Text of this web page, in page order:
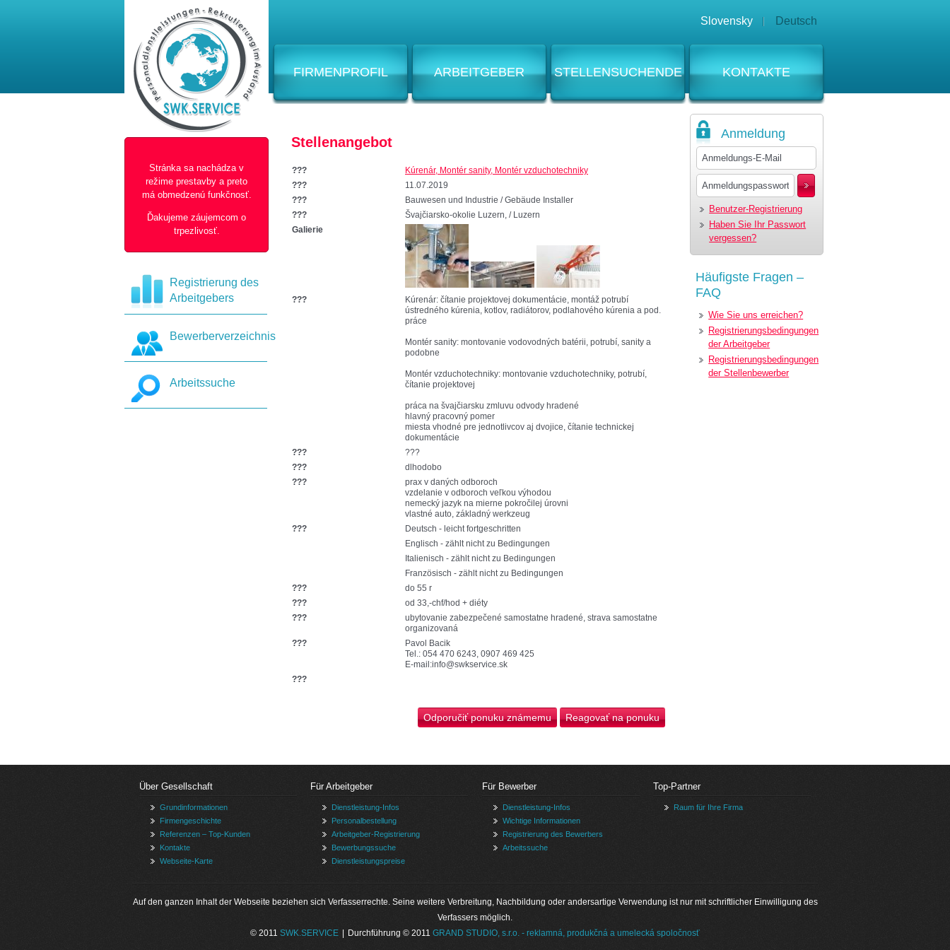
Stellenangebot
???
Kúrenár, Montér sanity, Montér vzduchotechniky
???
11.07.2019
???
Bauwesen und Industrie / Gebäude Installer
???
Švajčiarsko-okolie Luzern, / Luzern
Galierie
???
Kúrenár: čítanie projektovej dokumentácie, montáž potrubí
ústredného kúrenia, kotlov, radiátorov, podlahového kúrenia a pod.
práce
Montér sanity: montovanie vodovodných batérii, potrubí, sanity a
podobne
Montér vzduchotechniky: montovanie vzduchotechniky, potrubí,
čítanie projektovej
práca na švajčiarsku zmluvu odvody hradené
hlavný pracovný pomer
miesta vhodné pre jednotlivcov aj dvojice, čítanie technickej
dokumentácie
???
???
???
dlhodobo
???
prax v daných odboroch
vzdelanie v odboroch veľkou výhodou
nemecký jazyk na mierne pokročilej úrovni
vlastné auto, základný werkzeug
???
Deutsch - leicht fortgeschritten
Englisch - zählt nicht zu Bedingungen
Italienisch - zählt nicht zu Bedingungen
Französisch - zählt nicht zu Bedingungen
???
do 55 r
???
od 33,-chf/hod + diéty
???
ubytovanie zabezpečené samostatne hradené, strava samostatne
organizovaná
???
Pavol Bacik
Tel.: 054 470 6243, 0907 469 425
E-mail:info@swkservice.sk
???
FIRMENPROFIL ARBEITGEBER STELLENSUCHENDE KONTAKTE
Slovensky Deutsch
Stránka sa nachádza v
režime prestavby a preto
má obmedzenú funkčnosť.
Ďakujeme záujemcom o
trpezlivosť.
Registrierung des
Arbeitgebers
Bewerberverzeichnis
Arbeitssuche
Anmeldung
Benutzer-Registrierung
Haben Sie Ihr Passwort
vergessen?
Häufigste Fragen –
FAQ
Wie Sie uns erreichen?
Registrierungsbedingungen
der Arbeitgeber
Registrierungsbedingungen
der Stellenbewerber
Über Gesellschaft
Grundinformationen
Firmengeschichte
Referenzen – Top-Kunden
Kontakte
Webseite-Karte
Für Arbeitgeber
Dienstleistung-Infos
Personalbestellung
Arbeitgeber-Registrierung
Bewerbungssuche
Dienstleistungspreise
Für Bewerber
Dienstleistung-Infos
Wichtige Informationen
Registrierung des Bewerbers
Arbeitssuche
Top-Partner
Raum für Ihre Firma
Auf den ganzen Inhalt der Webseite beziehen sich Verfasserrechte. Seine weitere Verbreitung, Nachbildung oder andersartige Verwendung ist nur mit schriftlicher Einwilligung des
Verfassers möglich.
© 2011 SWK.SERVICE | Durchführung © 2011 GRAND STUDIO, s.r.o. - reklamná, produkčná a umelecká spoločnosť